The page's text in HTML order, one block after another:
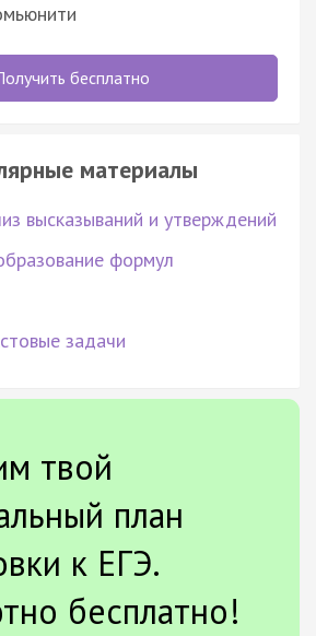
бесплатно
материалы
высказываний и утверждений
формул
задачи
твой
план
к ЕГЭ.
бесплатно!